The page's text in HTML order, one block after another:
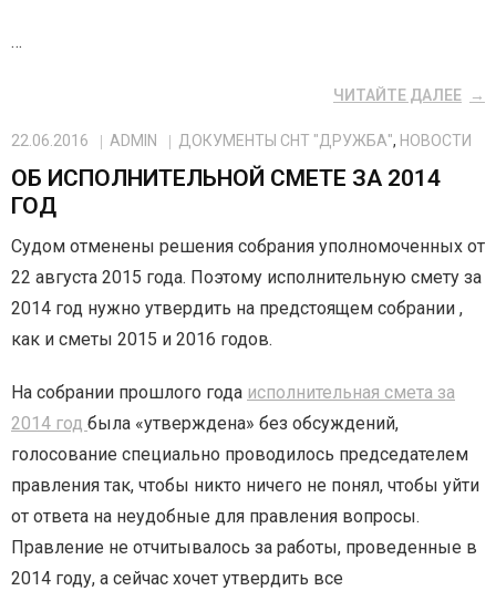
…
ЧИТАЙТЕ ДАЛЕЕ
22.06.2016 ADMIN ДОКУМЕНТЫ СНТ "ДРУЖБА", НОВОСТИ
ОБ ИСПОЛНИТЕЛЬНОЙ СМЕТЕ ЗА 2014
ГОД
Судом отменены решения собрания уполномоченных от
22 августа 2015 года. Поэтому исполнительную смету за
2014 год нужно утвердить на предстоящем собрании ,
как и сметы 2015 и 2016 годов.
На собрании прошлого года исполнительная смета за
2014 год была «утверждена» без обсуждений,
голосование специально проводилось председателем
правления так, чтобы никто ничего не понял, чтобы уйти
от ответа на неудобные для правления вопросы.
Правление не отчитывалось за работы, проведенные в
2014 году, а сейчас хочет утвердить все